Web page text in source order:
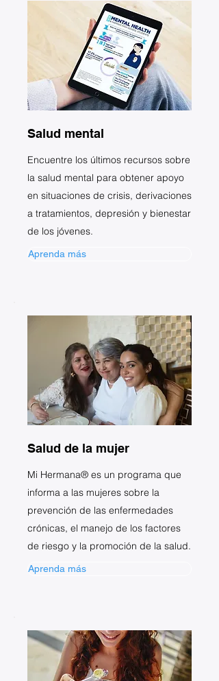
Salud mental
Encuentre los últimos recursos sobre
la salud mental para obtener apoyo
en situaciones de crisis, derivaciones
a tratamientos, depresión y bienestar
de los jóvenes.
Aprenda más
Salud de la mujer
Mi Hermana® es un programa que
informa a las mujeres sobre la
prevención de las enfermedades
crónicas, el manejo de los factores
de riesgo y la promoción de la salud.
Aprenda más